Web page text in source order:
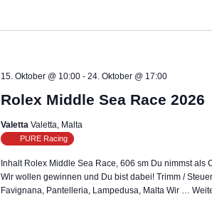
Rolex Middle Sea Race 2026
15. Oktober @ 10:00- 24. Oktober @ 17:00
Valetta Valetta, Malta
PURE Racing
Inhalt Rolex Middle Sea Race, 606 sm Du nimmst
Wir wollen gewinnen und Du bist dabei! Trimm /
Favignana, Pantelleria, Lampedusa, Malta Wir …